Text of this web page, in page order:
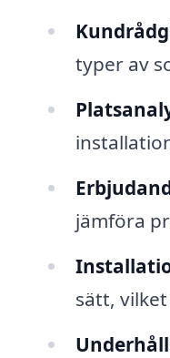
typer av
jämföra
sätt,